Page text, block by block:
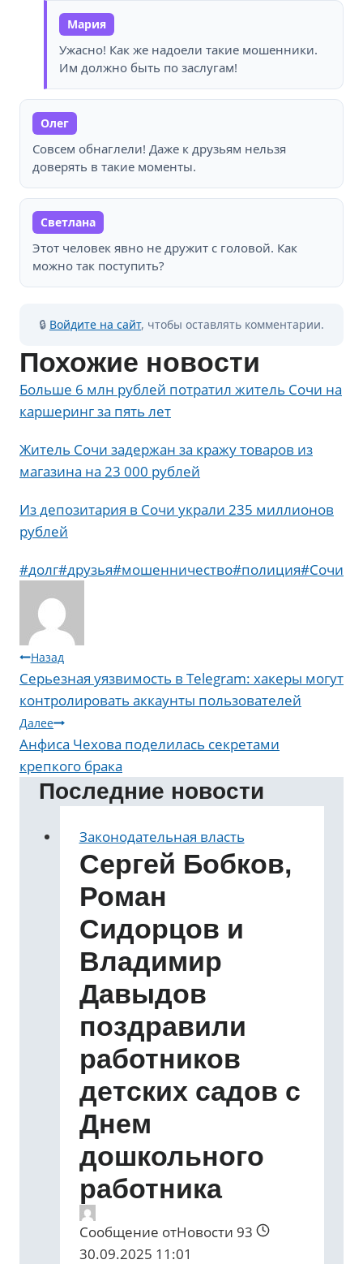
Мария
Ужасно! Как же надоели такие мошенники.
Им должно быть по заслугам!
Олег
Совсем обнаглели! Даже к друзьям нельзя
доверять в такие моменты.
Светлана
Этот человек явно не дружит с головой. Как
можно так поступить?
🔒 Войдите на сайт, чтобы оставлять комментарии.
Похожие новости
Больше 6 млн рублей потратил житель Сочи на
каршеринг за пять лет
Житель Сочи задержан за кражу товаров из
магазина на 23 000 рублей
Из депозитария в Сочи украли 235 миллионов
рублей
Метки
#долг#друзья#мошенничество#полиция#Сочи
Навигация
по
записям
Назад
Серьезная уязвимость в Telegram: хакеры могут
контролировать аккаунты пользователей
Далее
Анфиса Чехова поделилась секретами
крепкого брака
Последние новости
Законодательная власть
Сергей Бобков,
Роман
Сидорцов и
Владимир
Давыдов
поздравили
работников
детских садов с
Днем
дошкольного
работника
Сообщение отНовости 93
30.09.2025 11:01